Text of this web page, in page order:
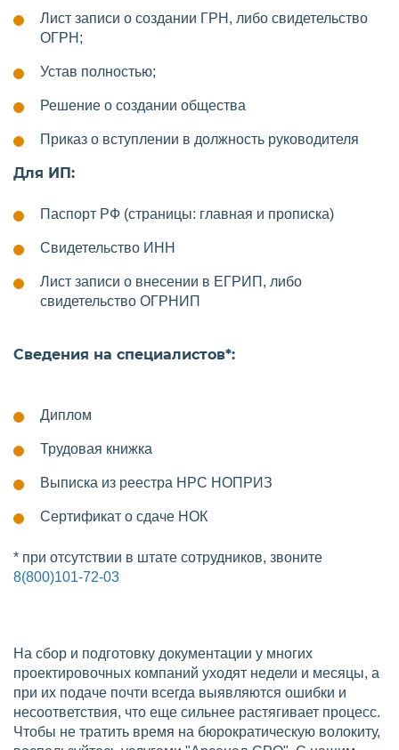
Лист записи о создании ГРН, либо свидетельство
ОГРН;
Устав полностью;
Решение о создании общества
Приказ о вступлении в должность руководителя
Для ИП:
Паспорт РФ (страницы: главная и прописка)
Свидетельство ИНН
Лист записи о внесении в ЕГРИП, либо
свидетельство ОГРНИП
Сведения на специалистов*:
Диплом
Трудовая книжка
Выписка из реестра НРС НОПРИЗ
Сертификат о сдаче НОК
* при отсутствии в штате сотрудников, звоните
8(800)101-72-03
На сбор и подготовку документации у многих
проектировочных компаний уходят недели и месяцы, а
при их подаче почти всегда выявляются ошибки и
несоответствия, что еще сильнее растягивает процесс.
Чтобы не тратить время на бюрократическую волокиту,